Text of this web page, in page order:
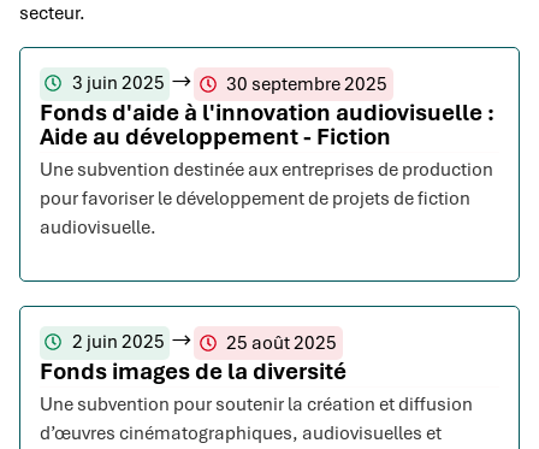
secteur.
3 juin 2025 30 septembre 2025
Fonds d'aide à l'innovation audiovisuelle :
Aide au développement - Fiction
Une subvention destinée aux entreprises de production
pour favoriser le développement de projets de fiction
audiovisuelle.
2 juin 2025 25 août 2025
Fonds images de la diversité
Une subvention pour soutenir la création et diffusion
d’œuvres cinématographiques, audiovisuelles et